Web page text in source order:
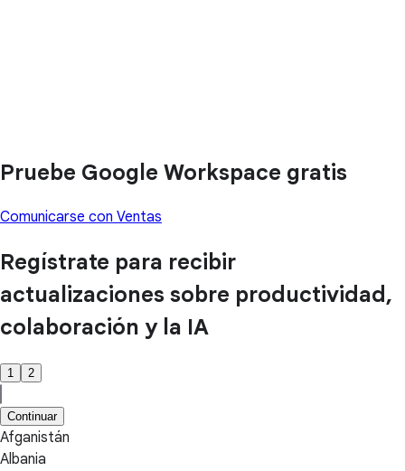
Pruebe Google Workspace gratis
Comunicarse con Ventas
Regístrate para recibir
actualizaciones sobre productividad,
colaboración y la IA
1 2
Continuar
Afganistán
Albania